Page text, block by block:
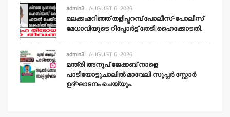
admin3 AUGUST 6, 2026
മലക്കംമറിഞ്ഞ് തളിപ്പറമ്പ് പോലീസ്-പോലീസ്
മേധാവിയുടെ റിപ്പോര്‍ട്ട് തേടി ഹൈക്കോടതി.
admin3 AUGUST 6, 2026
മന്ത്രി അനൂപ് ജേക്കബ് നാളെ
പാടിയോട്ടുചാലില്‍ മാവേലി സൂപ്പര്‍ സ്റ്റോര്‍
ഉദ്ഘാടനം ചെയ്യും.